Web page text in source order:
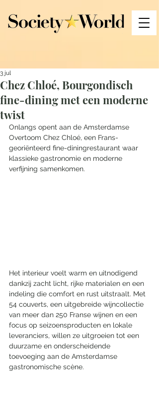
Chez Chloé, Bourgondisch
fine-dining met een moderne
twist
3 jul
Onlangs opent aan de Amsterdamse
Overtoom Chez Chloé, een Frans-
georiënteerd fine-diningrestaurant waar
klassieke gastronomie en moderne
verfijning samenkomen.
Het interieur voelt warm en uitnodigend
dankzij zacht licht, rijke materialen en een
indeling die comfort en rust uitstraalt. Met
54 couverts, een uitgebreide wijncollectie
van meer dan 250 Franse wijnen en een
focus op seizoensproducten en lokale
leveranciers, willen ze uitgroeien tot een
duurzame en onderscheidende
toevoeging aan de Amsterdamse
gastronomische scène.